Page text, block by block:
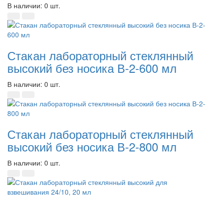
В наличии: 0 шт.
Стакан лабораторный стеклянный
высокий без носика В-2-600 мл
В наличии: 0 шт.
Стакан лабораторный стеклянный
высокий без носика В-2-800 мл
В наличии: 0 шт.